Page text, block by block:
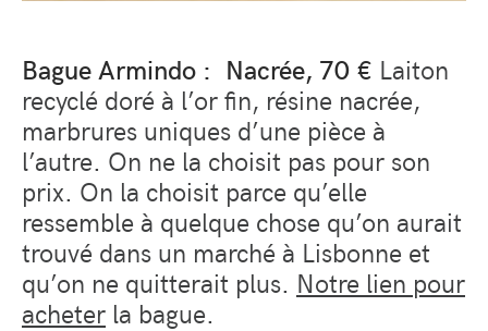
Bague Armindo : Nacrée, 70 € Laiton
recyclé doré à l’or fin, résine nacrée,
marbrures uniques d’une pièce à
l’autre. On ne la choisit pas pour son
prix. On la choisit parce qu’elle
ressemble à quelque chose qu’on aurait
trouvé dans un marché à Lisbonne et
qu’on ne quitterait plus. Notre lien pour
acheter la bague.